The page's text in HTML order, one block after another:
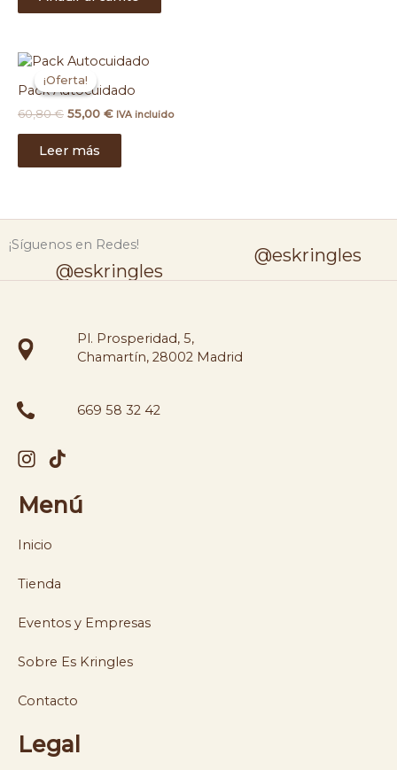
¡Oferta!
¡Oferta!
Pack Autocuidado
60,80€
El
precio
original
60,80 €.
55,00 €
El
actual
55,00 €.
IVA incluido
Leer más
¡Síguenos en Redes!
@eskringles
@eskringles
Pl. Prosperidad, 5,
Chamartín, 28002 Madrid
669 58 32 42
Menú
Inicio
Tienda
Eventos y Empresas
Sobre Es Kringles
Contacto
Legal